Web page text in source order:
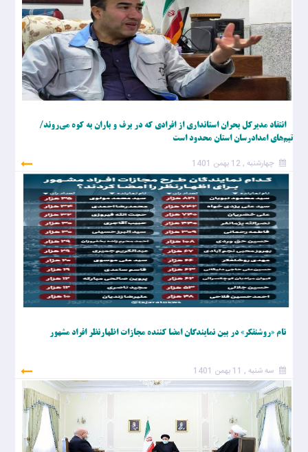
انتقاد مدیرکل بحران استانداری از افرادی که در برف و باران به کوه می‌روند/
تیم‌های امدادرسان استان محدود است
چهارشنبه , 12 بهمن 1401
نام «روشنفکر» در بین نمایندگان امضا کننده مجازات اظهارنظر افراد مشهور
سه شنبه , 11 بهمن 1401